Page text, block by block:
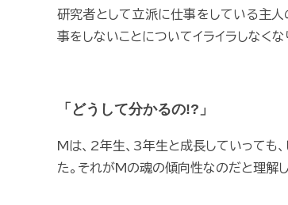
研究者として立派に仕事をしている主人
事をしないことについてイライラしなくな
「どうして分かるの!?」
Mは、2年生、3年生と成長していっても
た。それがMの魂の傾向性なのだと理解